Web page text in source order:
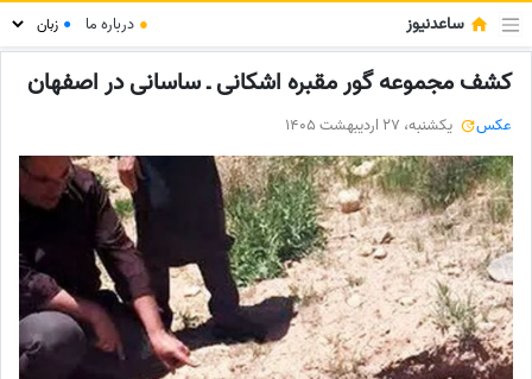
ساعدنیوز ● درباره ما ●
کشف مجموعه گور مقبره اشکانی ـ ساسانی در اصفهان
عکس یکشنبه، 27 اردیبهشت 1405